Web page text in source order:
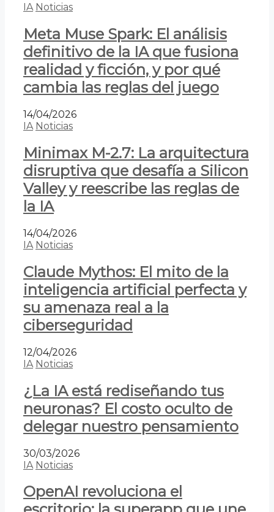
IA Noticias
Meta Muse Spark: El análisis
definitivo de la IA que fusiona
realidad y ficción, y por qué
cambia las reglas del juego
14/04/2026
IA Noticias
Minimax M-2.7: La arquitectura
disruptiva que desafía a Silicon
Valley y reescribe las reglas de
la IA
14/04/2026
IA Noticias
Claude Mythos: El mito de la
inteligencia artificial perfecta y
su amenaza real a la
ciberseguridad
12/04/2026
IA Noticias
¿La IA está rediseñando tus
neuronas? El costo oculto de
delegar nuestro pensamiento
30/03/2026
IA Noticias
OpenAI revoluciona el